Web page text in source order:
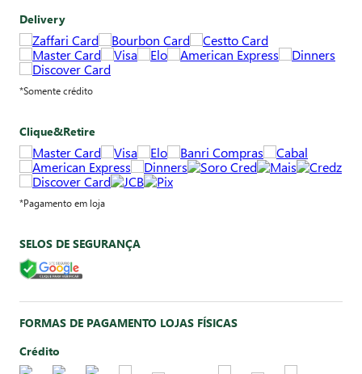
Delivery
*Somente crédito
Clique&Retire
*Pagamento em loja
SELOS DE SEGURANÇA
FORMAS DE PAGAMENTO LOJAS FÍSICAS
Crédito